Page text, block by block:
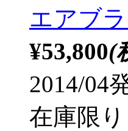
エアブ
¥53,800(
2014/04
在庫限り